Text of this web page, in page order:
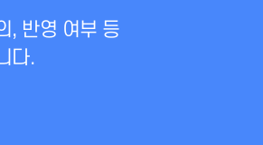
, 반영 여부 등
다.